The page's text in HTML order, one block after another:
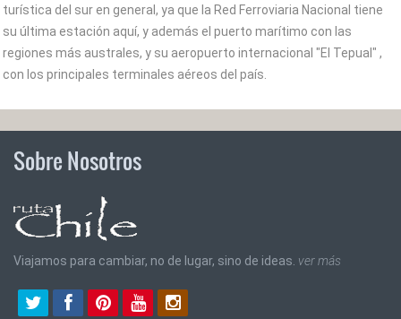
turística del sur en general, ya que la Red Ferroviaria Nacional tiene
su última estación aquí, y además el puerto marítimo con las
regiones más australes, y su aeropuerto internacional "El Tepual" ,
con los principales terminales aéreos del país.
Sobre Nosotros
Viajamos para cambiar, no de lugar, sino de ideas. ver más